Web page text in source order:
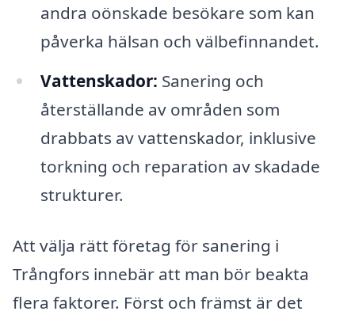
andra oönskade besökare som kan
påverka hälsan och välbefinnandet.
Vattenskador: Sanering och
återställande av områden som
drabbats av vattenskador, inklusive
torkning och reparation av skadade
strukturer.
Att välja rätt företag för sanering i
Trångfors innebär att man bör beakta
flera faktorer. Först och främst är det